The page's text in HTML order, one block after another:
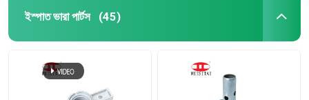
স্ক্যাফোোল্ডিং ইউ হেড
ফর্মওয়ার্ক টাই রড সিস্টেম
ইস্পাত ভারা পার্টস (45)